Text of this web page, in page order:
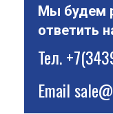
Мы будем
ответить
Тел.
Email